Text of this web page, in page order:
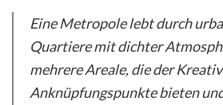
Eine Metropole lebt durch
Quartiere mit dichter
mehrere Areale, die der
Anknüpfungspunkte bieten